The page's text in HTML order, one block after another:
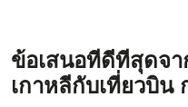
ข้อเสนอที่ดีที่สุดจา
เกาหลีกับเที่ยวบิน